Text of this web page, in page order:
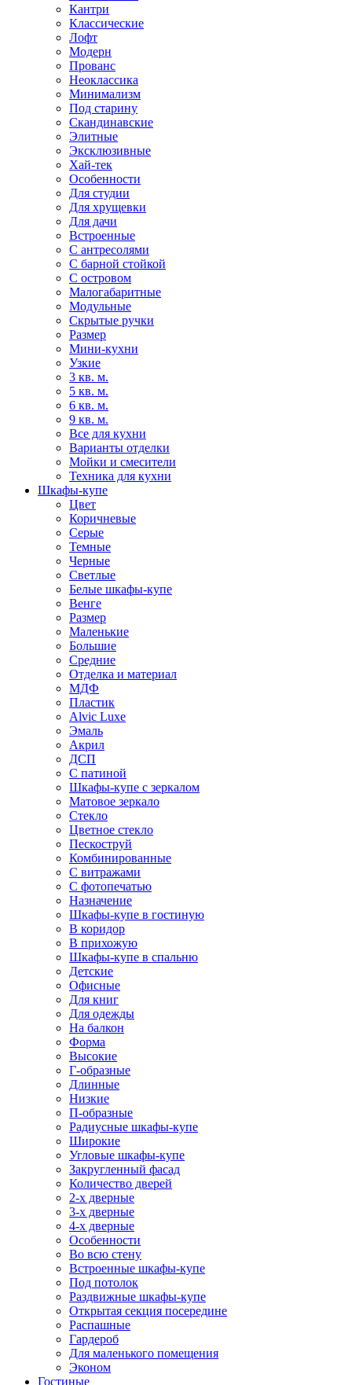
Кантри
Классические
Лофт
Модерн
Прованс
Неоклассика
Минимализм
Под старину
Скандинавские
Элитные
Эксклюзивные
Хай-тек
Особенности
Для студии
Для хрущевки
Для дачи
Встроенные
С антресолями
С барной стойкой
С островом
Малогабаритные
Модульные
Скрытые ручки
Размер
Мини-кухни
Узкие
3 кв. м.
5 кв. м.
6 кв. м.
9 кв. м.
Все для кухни
Варианты отделки
Мойки и смесители
Техника для кухни
Шкафы-купе
Цвет
Коричневые
Серые
Темные
Черные
Светлые
Белые шкафы-купе
Венге
Размер
Маленькие
Большие
Средние
Отделка и материал
МДФ
Пластик
Alvic Luxe
Эмаль
Акрил
ДСП
С патиной
Шкафы-купе с зеркалом
Матовое зеркало
Стекло
Цветное стекло
Пескоструй
Комбинированные
С витражами
С фотопечатью
Назначение
Шкафы-купе в гостиную
В коридор
В прихожую
Шкафы-купе в спальню
Детские
Офисные
Для книг
Для одежды
На балкон
Форма
Высокие
Г-образные
Длинные
Низкие
П-образные
Радиусные шкафы-купе
Широкие
Угловые шкафы-купе
Закругленный фасад
Количество дверей
2-х дверные
3-х дверные
4-х дверные
Особенности
Во всю стену
Встроенные шкафы-купе
Под потолок
Раздвижные шкафы-купе
Открытая секция посередине
Распашные
Гардероб
Для маленького помещения
Эконом
Гостиные